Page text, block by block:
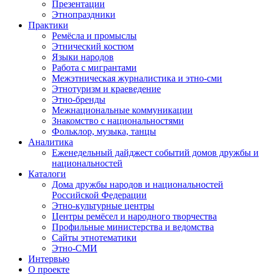
Презентации
Этнопраздники
Практики
Ремёсла и промыслы
Этнический костюм
Языки народов
Работа с мигрантами
Межэтническая журналистика и этно-сми
Этнотуризм и краеведение
Этно-бренды
Межнациональные коммуникации
Знакомство с национальностями
Фольклор, музыка, танцы
Аналитика
Еженедельный дайджест событий домов дружбы и
национальностей
Каталоги
Дома дружбы народов и национальностей
Российской Федерации
Этно-культурные центры
Центры ремёсел и народного творчества
Профильные министерства и ведомства
Сайты этнотематики
Этно-СМИ
Интервью
О проекте